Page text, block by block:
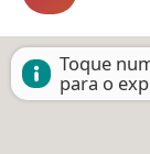
Toque
para o